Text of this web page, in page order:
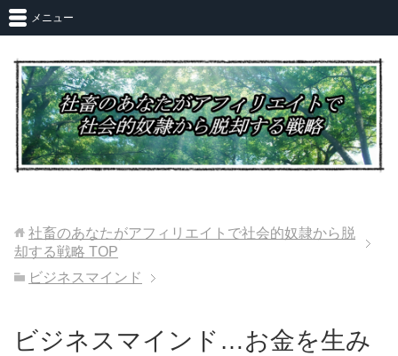
メニュー
社畜のあなたがアフィリエイトで社会的奴隷から脱
却する戦略 TOP
ビジネスマインド
ビジネスマインド…お金を生み